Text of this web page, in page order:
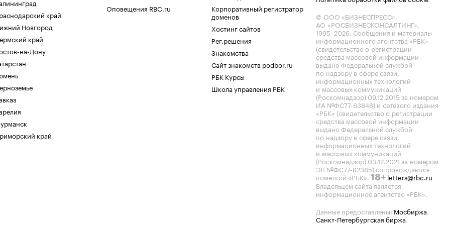
край
Новгород
край
на-Дону
край
Оповещения RBC.ru
Корпоративный регистратор
доменов
Хостинг сайтов
Рег.решения
Знакомства
Сайт знакомств podbor.ru
РБК Курсы
Школа управления РБК
© ООО «БИЗНЕСПРЕСС»,
АО «РОСБИЗНЕСКОНСАЛТИНГ»,
1995–2026. Сообщения и материалы
информационного агентства «РБК»
(свидетельство о регистрации
средства массовой информации
выдано Федеральной службой
по надзору в сфере связи,
информационных технологий
и массовых коммуникаций
(Роскомнадзор) 09.12.2015 за номером
ИА №ФС77-63848) и сетевого издания
«РБК» (свидетельство о регистрации
средства массовой информации
выдано Федеральной службой
по надзору в сфере связи,
информационных технологий
и массовых коммуникаций
(Роскомнадзор) 03.12.2021 за номером
ЭЛ №ФС77-82385) сопровождаются
пометкой «РБК». 18+ letters@rbc.ru
Владельцем сайта является
информационное агентство «РБК».
Данные предоставлены: Мосбиржа,
Санкт-Петербургская биржа.